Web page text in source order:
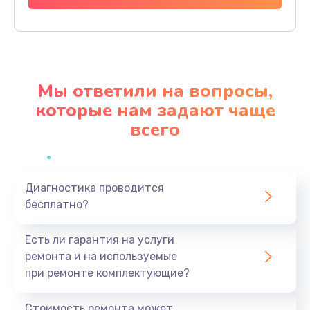
Заказать
Ремонт / замена кнопок, клавиш, индикаторов,
Заказать
1400 руб.
Заказать
Мы ответили на вопросы,
которые нам задают чаще
всего
Диагностика проводится
бесплатно?
Есть ли гарантия на услуги
ремонта и на используемые
при ремонте комплектующие?